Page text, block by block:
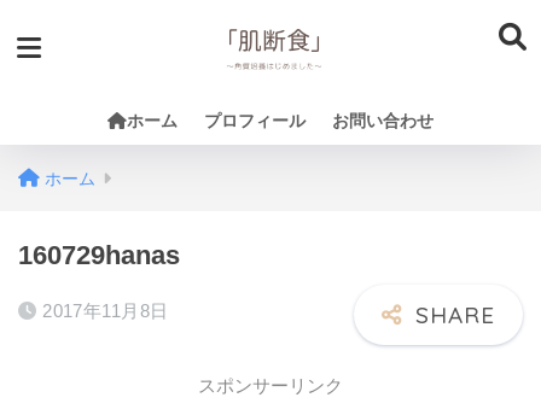
ホーム プロフィール お問い合わせ
ホーム
160729hanas
2017年11月8日
スポンサーリンク